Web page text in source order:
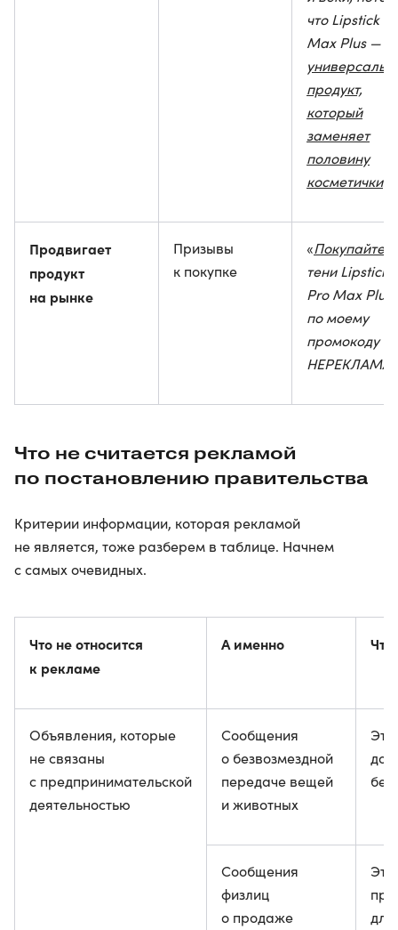
что Lipstick
Max Plus —
продукт,
который
заменяет
половину
косметички»
Продвигает
продукт
на рынке
Призывы
к покупке
«Покупайте
тени Lipstick
Pro Max Plus
по моему
промокоду
НЕРЕКЛАМА
Что не считается рекламой
по постановлению правительства
Критерии информации, которая рекламой
не является, тоже разберем в таблице. Начнем
с самых очевидных.
Что не относится
к рекламе
А именно
Объявления, которые
не связаны
с предпринимательской
деятельностью
Сообщения
о безвозмездной
передаче вещей
и животных
Сообщения
физлиц
о продаже
для